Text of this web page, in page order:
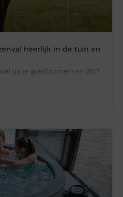
heerlijk in de tuin en
ga je goed zomer van 2017